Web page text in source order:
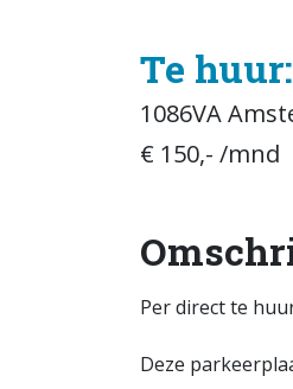
Te huur:
1086VA
€ 150,- /mnd
Per direct te
Deze